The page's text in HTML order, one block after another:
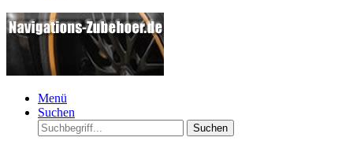
Menü
Suchen
Suchen